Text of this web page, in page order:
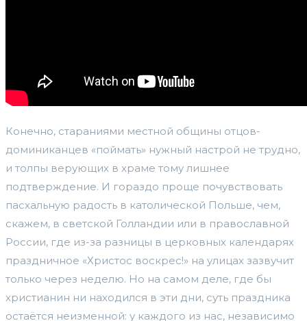
Конечно, стараниями местной общины отцов-
доминиканцев «поймать» нужный настрой не трудно,
и толпы верующих в храме тому лишнее
подтверждение. И гораздо проще почувствовать
пасхальную радость в католической Польше, чем,
скажем, в светской Голландии или в православной
России, где из-за разницы в церковных календарях
праздничное «Христос воскрес!» на улицах зазвучит
только через неделю. Но на самом деле, где бы
христианин ни находился в эти дни, суть праздника
остаётся неизменной: у каждого из нас, независимо